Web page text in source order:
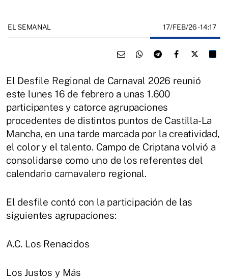
EL SEMANAL 17/FEB/26- 14:17
El Desfile Regional de Carnaval 2026 reunió
este lunes 16 de febrero a unas 1.600
participantes y catorce agrupaciones
procedentes de distintos puntos de Castilla-La
Mancha, en una tarde marcada por la creatividad,
el color y el talento. Campo de Criptana volvió a
consolidarse como uno de los referentes del
calendario carnavalero regional.
El desfile contó con la participación de las
siguientes agrupaciones:
A.C. Los Renacidos
Los Justos y Más